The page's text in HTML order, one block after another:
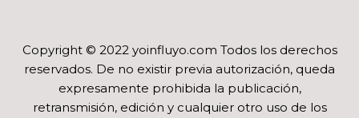
Copyright © 2022 yoinfluyo.com Todos los derechos
reservados. De no existir previa autorización, queda
expresamente prohibida la publicación,
retransmisión, edición y cualquier otro uso de los